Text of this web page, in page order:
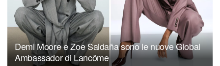
Demi Moore e Zoe Saldaña sono le nuove Global
Ambassador di Lancôme